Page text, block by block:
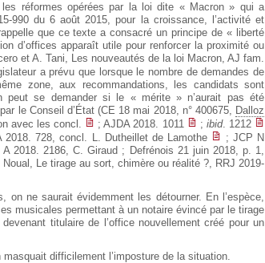
réformes opérées par la loi dite « Macron » qui a
990 du 6 août 2015, pour la croissance, l’activité et
que ce texte a consacré un principe de « liberté
d’offices apparaît utile pour renforcer la proximité ou
et A. Tani, Les nouveautés de la loi Macron, AJ fam.
a prévu que lorsque le nombre de demandes de
zone, aux recommandations, les candidats sont
peut se demander si le « mérite » n’aurait pas été
le Conseil d’État (CE 18 mai 2018, n° 400675, Dalloz
avec les concl. ; AJDA 2018. 1011 ; ibid. 1212
2018. 728, concl. L. Dutheillet de Lamothe
; JCP N
2018. 2186, C. Giraud ; Defrénois 21 juin 2018, p. 1,
Le tirage au sort, chimère ou réalité ?, RRJ 2019-
on ne saurait évidemment les détourner. En l’espèce,
musicales permettant à un notaire évincé par le tirage
titulaire de l’office nouvellement créé pour un
difficilement l’imposture de la situation.